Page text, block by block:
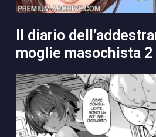
il diario dell’addestramento di una
moglie masochista 2